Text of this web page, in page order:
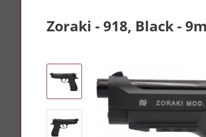
Zoraki - 918, Black -